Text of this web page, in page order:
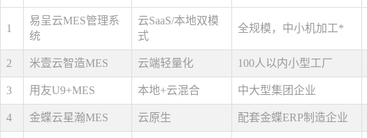
1
易呈云MES管理系
统
云SaaS/本地双模
式
全规模，中小机加工*
2 米壹云智造MES 云端轻量化 100人以内小型工厂
3 用友U9+MES 本地+云混合 中大型集团企业
4 金蝶云星瀚MES 云原生 配套金蝶ERP制造企业